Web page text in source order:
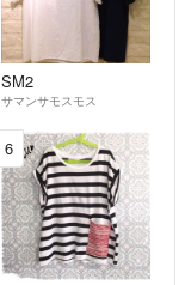
SM2
サマンサモスモス
6